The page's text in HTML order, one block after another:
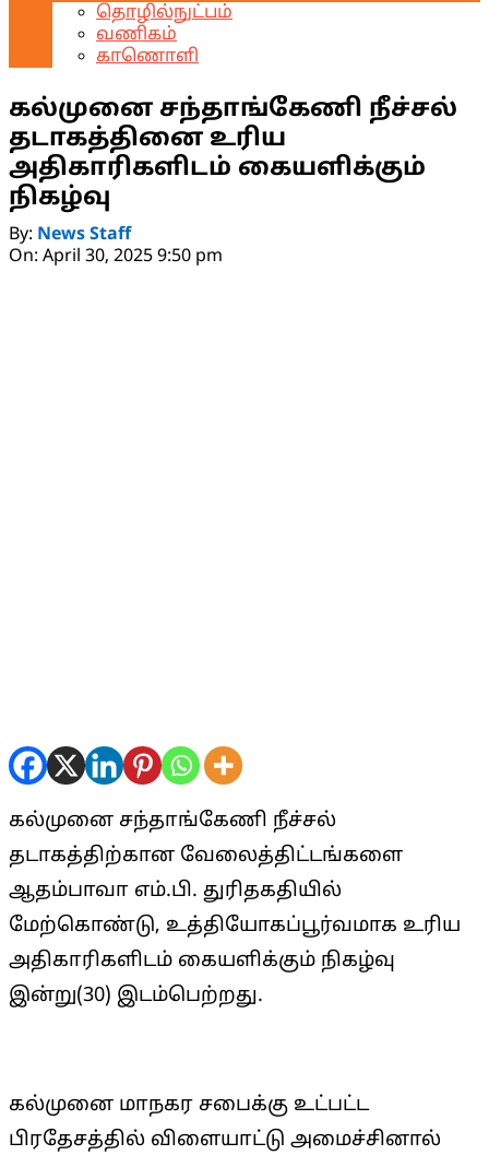
தொழில்நுட்பம்
வணிகம்
காணொளி
கல்முனை சந்தாங்கேணி நீச்சல்
தடாகத்தினை உரிய
அதிகாரிகளிடம் கையளிக்கும்
நிகழ்வு
By: News Staff
On: April 30, 2025 9:50 pm
கல்முனை சந்தாங்கேணி நீச்சல்
தடாகத்திற்கான வேலைத்திட்டங்களை
ஆதம்பாவா எம்.பி. துரிதகதியில்
மேற்கொண்டு, உத்தியோகப்பூர்வமாக உரிய
அதிகாரிகளிடம் கையளிக்கும் நிகழ்வு
இன்று(30) இடம்பெற்றது.
கல்முனை மாநகர சபைக்கு உட்பட்ட
பிரதேசத்தில் விளையாட்டு அமைச்சினால்